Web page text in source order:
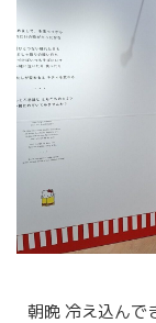
朝晩 冷え込んで